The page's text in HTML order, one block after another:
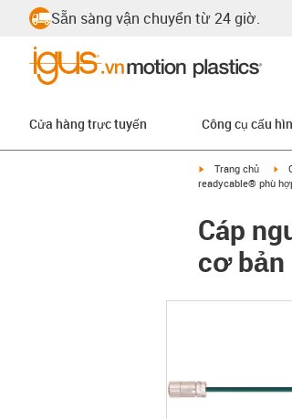
Sẵn sàng vận chuyển từ 24 giờ.
Cửa hàng trực tuyến Công cụ cấu
igus-icon-arrow-
Trang chủ
readycable® phù
Cáp
cơ bản